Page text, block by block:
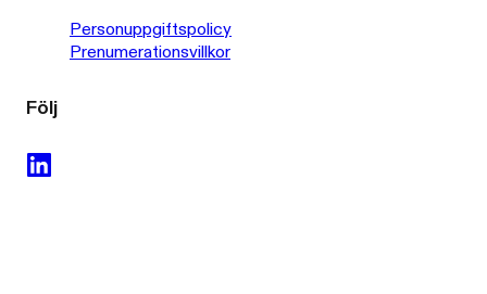
Personuppgiftspolicy
Prenumerationsvillkor
Följ